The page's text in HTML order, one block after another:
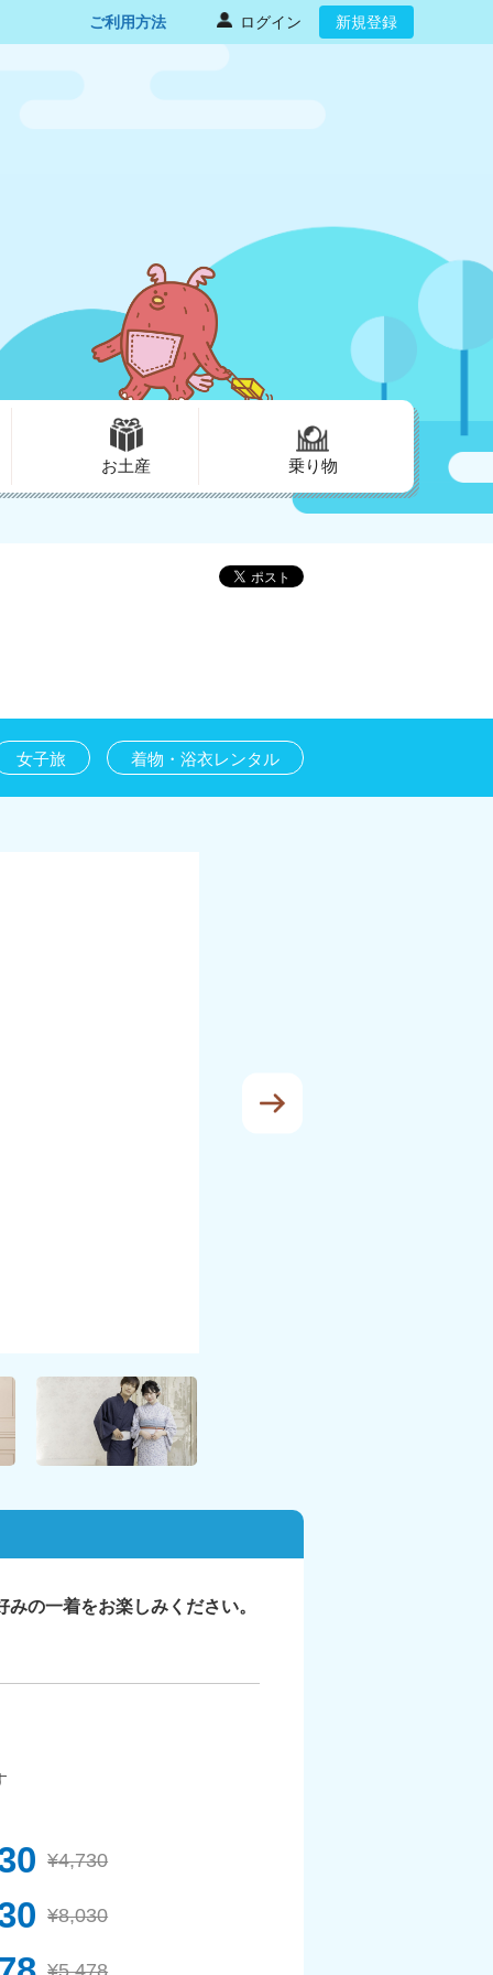
ご利用方法 ログイン 新規登録
お土産 乗り物
女子旅 着物・浴衣レンタル
の一着をお楽しみください。
¥4,730
¥8,030
¥5,478